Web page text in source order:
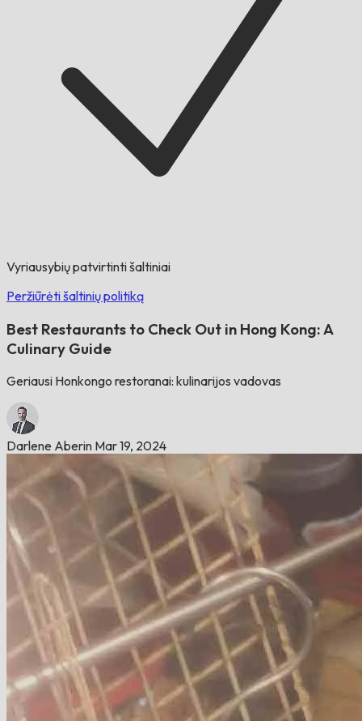
Vyriausybių patvirtinti šaltiniai
Peržiūrėti šaltinių politiką
Best Restaurants to Check Out in Hong Kong: A
Culinary Guide
Geriausi Honkongo restoranai: kulinarijos vadovas
Darlene Aberin Mar 19, 2024